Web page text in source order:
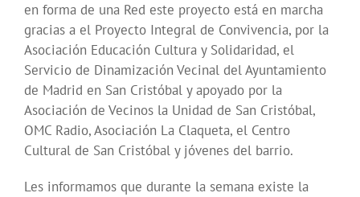
en forma de una Red este proyecto está en marcha
gracias a el Proyecto Integral de Convivencia, por la
Asociación Educación Cultura y Solidaridad, el
Servicio de Dinamización Vecinal del Ayuntamiento
de Madrid en San Cristóbal y apoyado por la
Asociación de Vecinos la Unidad de San Cristóbal,
OMC Radio, Asociación La Claqueta, el Centro
Cultural de San Cristóbal y jóvenes del barrio.
Les informamos que durante la semana existe la